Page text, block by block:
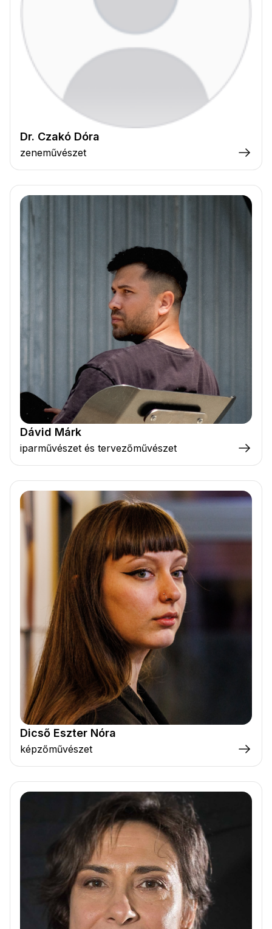
Dr. Czakó Dóra
zeneművészet
Dávid Márk
iparművészet és tervezőművészet
Dicső Eszter Nóra
képzőművészet